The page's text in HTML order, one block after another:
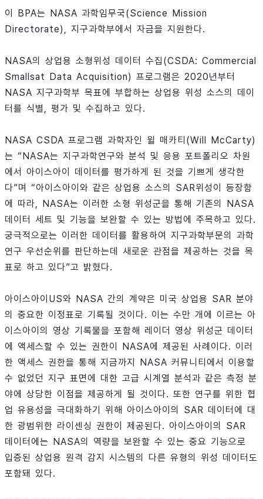
이 BPA는 NASA 과학임무국(Science Mission
Directorate), 지구과학부에서 자금을 지원한다.
NASA의 상업용 소형위성 데이터 수집(CSDA: Commercial
Smallsat Data Acquisition) 프로그램은 2020년부터
NASA 지구과학부 목표에 부합하는 상업용 위성 소스의 데이
터를 식별, 평가 및 수집하고 있다.
NASA CSDA 프로그램 과학자인 윌 매카티(Will McCarty)
는 “NASA는 지구과학연구와 분석 및 응용 포트폴리오 차원
에서 아이스아이 데이터를 평가하게 된 것을 기쁘게 생각한
다”며 “아이스아이와 같은 상업용 소스의 SAR위성이 등장함
에 따라, NASA는 이러한 소형 위성군을 통해 기존의 NASA
데이터 세트 및 기능을 보완할 수 있는 방법에 주목하고 있다.
궁극적으로는 이러한 데이터를 활용하여 지구과학부문의 과학
연구 우선순위를 판단하는데 새로운 관점을 제공하는 것을 목
표로 하고 있다”고 밝혔다.
아이스아이US와 NASA 간의 계약은 미국 상업용 SAR 분야
의 중요한 이정표로 기록될 것이다. 이는 수만 개에 이르는 아
이스아이의 영상 기록물을 포함해 레이더 영상 위성군 데이터
에 액세스할 수 있는 권한이 NASA에 제공된 사례이다. 이러
한 액세스 권한을 통해 지금까지 NASA 커뮤니티에서 이용할
수 없었던 지구 표면에 대한 고급 시계열 분석과 같은 측정 분
야에 상당한 이점을 제공하게 될 것이다. 또한 연구를 위한 협
업 유용성을 극대화하기 위해 아이스아이의 SAR 데이터에 대
한 광범위한 라이센싱 권한이 제공된다. 아이스아이의 SAR
데이터에는 NASA의 역량을 보완할 수 있는 중요 기능으로
입증된 상업용 원격 감지 시스템의 다른 유형의 위성 데이터도
포함돼 있다.